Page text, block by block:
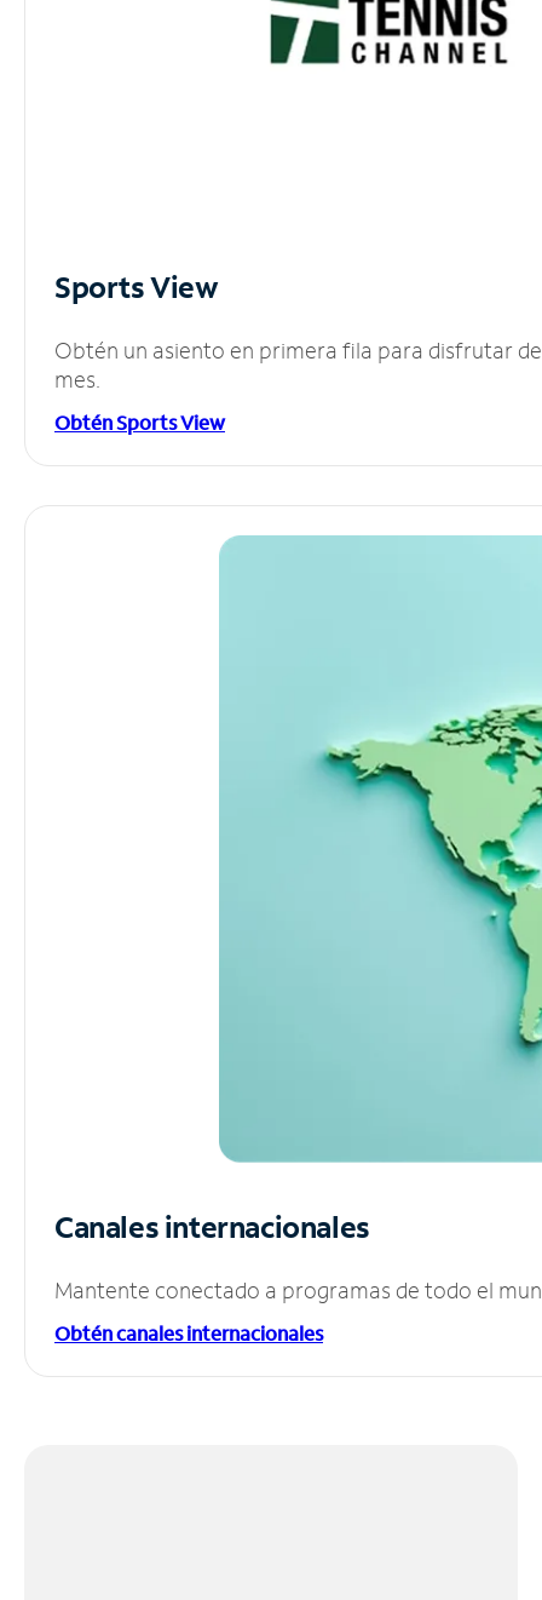
Sports View
Obtén un asiento en primera fila para disfrutar
mes.
Obtén Sports View
Canales internacionales
Mantente conectado a programas de todo el
Obtén canales internacionales